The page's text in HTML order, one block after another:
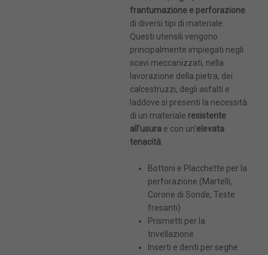
* Campi Obbligatori
frantumazione e perforazione
di diversi tipi di materiale.
Questi utensili vengono
principalmente impiegati negli
scavi meccanizzati, nella
lavorazione della pietra, dei
calcestruzzi, degli asfalti e
laddove si presenti la necessità
di un materiale resistente
all’usurae con un’elevata
tenacità.
Bottoni e Placchette per la
perforazione (Martelli,
Corone di Sonde, Teste
fresanti)
Prismetti per la
trivellazione
Inserti e denti per seghe
Dimensioni massime: 4MB. File permessi: pdf